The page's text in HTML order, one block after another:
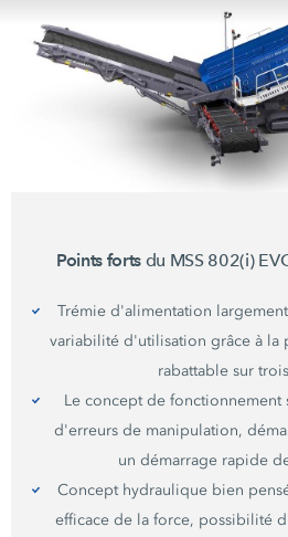
Points forts du MSS 802(i)
Trémie d'alimentation
variabilité d'utilisation grâce à la
rabattable sur
Le concept de
d'erreurs de manipulation,
un démarrage rapide
Concept hydraulique bien
efficace de la force, possibilité